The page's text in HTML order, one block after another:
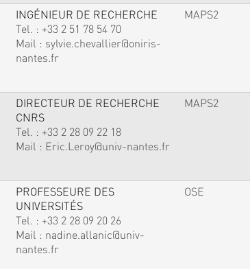
INGÉNIEUR DE RECHERCHE
Tel. : +33 2 51 78 54 70
Mail : sylvie.chevallier@oniris-
nantes.fr
MAPS2
DIRECTEUR DE RECHERCHE
CNRS
Tel. : +33 2 28 09 22 18
Mail : Eric.Leroy@univ-nantes.fr
MAPS2
PROFESSEURE DES
UNIVERSITÉS
Tel. : +33 2 28 09 20 26
Mail : nadine.allanic@univ-
nantes.fr
OSE